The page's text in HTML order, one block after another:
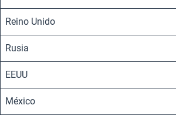
Reino Unido
Rusia
EEUU
México